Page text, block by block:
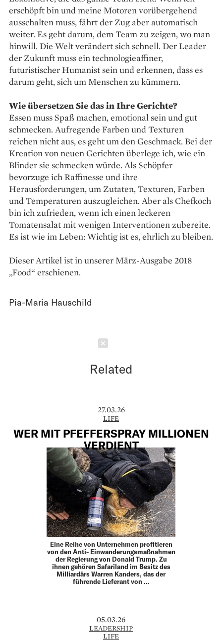
erschöpft bin und meine Motoren vorübergehend
ausschalten muss, fährt der Zug aber automatisch
weiter. Es geht darum, dem Team zu zeigen, wo man
hinwill. Die Welt verändert sich schnell. Der Leader
der Zukunft muss ein technologieaffiner,
futuristischer Humanist sein und erkennen, dass es
darum geht, sich um Menschen zu kümmern.
Wie übersetzen Sie das in Ihre Gerichte?
Essen muss Spaß machen, emotional sein und gut
schmecken. Aufregende Farben und Texturen
reichen nicht aus, es geht um den Geschmack. Bei der
Kreation von neuen Gerichten überlege ich, wie ein
Blinder sie schmecken würde. Als Schöpfer
bevorzuge ich Raffinesse und ihre
Herausforderungen, um Zutaten, Texturen, Farben
und Temperaturen auszugleichen. Aber als Chefkoch
bin ich zufrieden, wenn ich einen leckeren
Tomatensalat mit wenigen Interventionen zubereite.
Es ist wie im Leben: Wichtig ist es, ehrlich zu bleiben.
Dieser Artikel ist in unserer März-Ausgabe 2018
„Food“ erschienen.
Pia-Maria Hauschild
Related
27.03.26
LIFE
WER MIT PFEFFERSPRAY MILLIONEN
VERDIENT
Eine Reihe von Unternehmen profitieren
von den Anti- Einwanderungsmaßnahmen
der Regierung von Donald Trump. Zu
ihnen gehören Safariland im Besitz des
Milliardärs Warren Kanders, das der
führende Lieferant von …
05.03.26
LEADERSHIP
LIFE